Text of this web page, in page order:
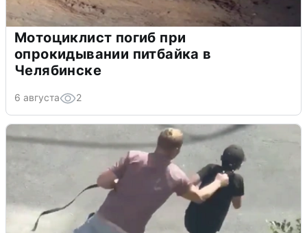
Мотоциклист погиб при
опрокидывании питбайка в
Челябинске
6 августа 2